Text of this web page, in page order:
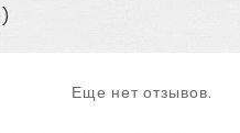
Еще нет отзывов.